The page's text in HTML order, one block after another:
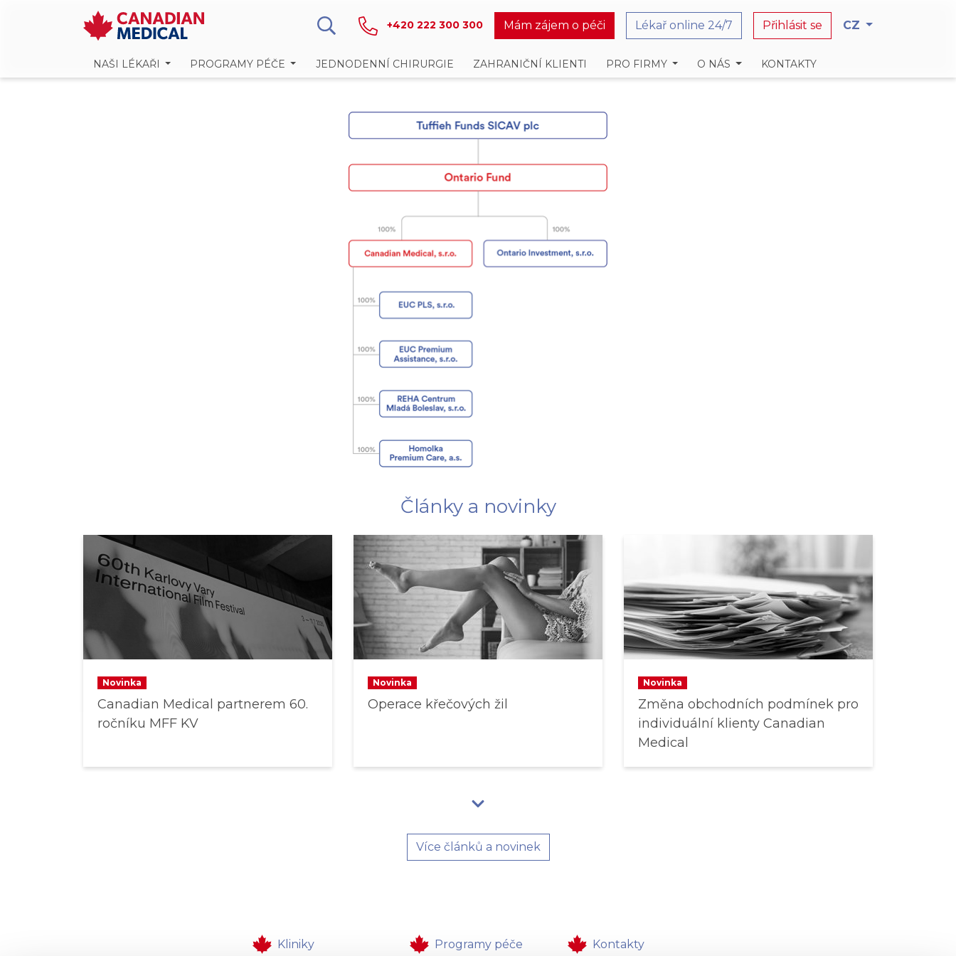
+420 222 300 300 Mám zájem o péči Lékař online 24/7 Přihlásit se CZ
NAŠI LÉKAŘI PROGRAMY PÉČE JEDNODENNÍ CHIRURGIE ZAHRANIČNÍ KLIENTI PRO FIRMY O NÁS KONTAKTY
Články a novinky
Novinka
Canadian Medical partnerem 60.
ročníku MFF KV
Novinka
Operace křečových žil
Novinka
Změna obchodních podmínek pro
individuální klienty Canadian
Medical
Více článků a novinek
Kliniky Programy péče Kontakty